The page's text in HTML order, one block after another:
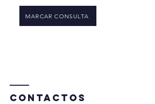
MARCAR CONSULTA
CONTACTOS